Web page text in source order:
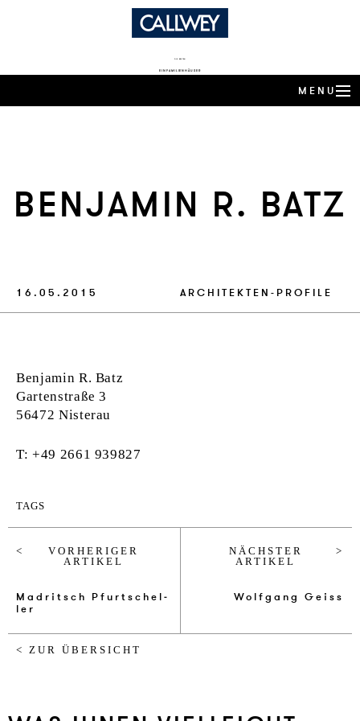
DIE BESTEN
EINFAMILIENHÄUSER
MENU
ARCHITEKTEN-PROFILE
BEN­JAMIN R. BATZ
16.05.2015 ARCHITEKTEN-PROFILE
Benjamin R. Batz
Gartenstraße 3
56472 Nisterau
T: +49 2661 939827
TAGS
VORHERIGER
ARTIKEL
Ma­dri­t­sch Pfurt­schel­
ler
NÄCHSTER
ARTIKEL
Wolf­gang Geiss
< ZUR ÜBERSICHT